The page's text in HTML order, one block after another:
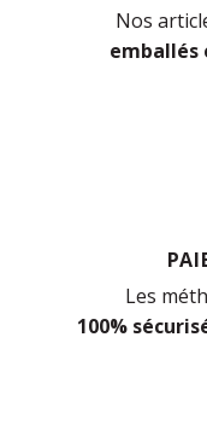
Nos
emballés
Les
100%